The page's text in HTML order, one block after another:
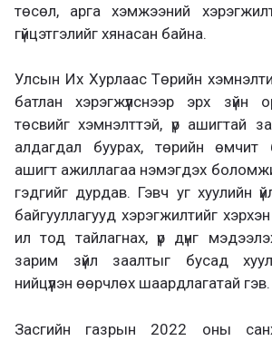
төсөл, арга хэмжээний
гүйцэтгэлийг хянасан байна.
Улсын Их Хурлаас Төрийн
батлан хэрэгжүүлснээр эрх зүйн
төсвийг хэмнэлттэй, үр ашигтай
алдагдал буурах, төрийн өмчит
ашигт ажиллагаа нэмэгдэх
гэдгийг дурдав. Гэвч уг хуулийн
байгууллагууд хэрэгжилтийг
ил тод тайлагнах, үр дүнг
зарим зүйл заалтыг бусад
нийцүүлэн өөрчлөх шаардлагатай гэв.
Засгийн газрын 2022 оны